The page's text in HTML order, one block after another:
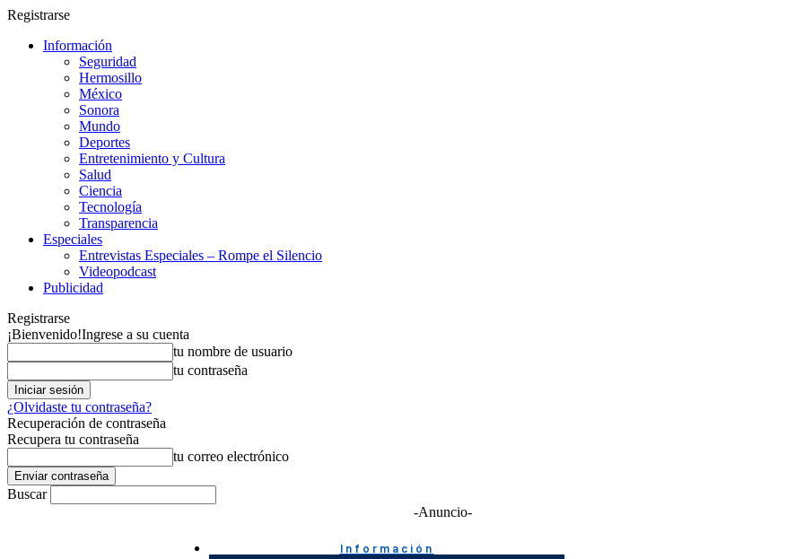
Registrarse
Información
Seguridad
Hermosillo
México
Sonora
Mundo
Deportes
Entretenimiento y Cultura
Salud
Ciencia
Tecnología
Transparencia
Especiales
Entrevistas Especiales – Rompe el Silencio
Videopodcast
Publicidad
Registrarse
¡Bienvenido!Ingrese a su cuenta
tu nombre de usuario
tu contraseña
¿Olvidaste tu contraseña?
Recuperación de contraseña
Recupera tu contraseña
tu correo electrónico
Buscar
-Anuncio-
Información